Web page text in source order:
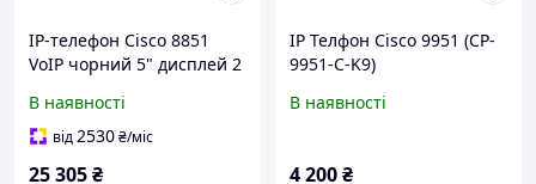
IP-телефон Cisco 8851
VoIP чорний 5" дисплей 2
В наявності
від2530₴/міс
25 305₴
IP Телфон Cisco 9951 (CP-
9951-C-K9)
В наявності
4 200₴